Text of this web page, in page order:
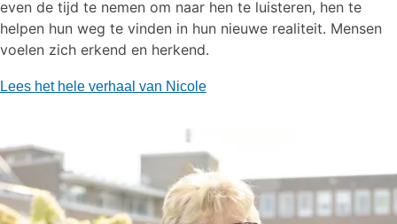
even de tijd te nemen om naar hen te luisteren, hen te
helpen hun weg te vinden in hun nieuwe realiteit. Mensen
voelen zich erkend en herkend.
Lees het hele verhaal van Nicole